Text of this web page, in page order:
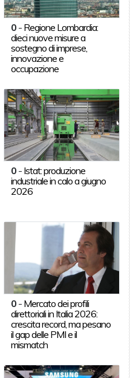
0 - Regione Lombardia:
dieci nuove misure a
sostegno di imprese,
innovazione e
occupazione
0 - Istat: produzione
industriale in calo a giugno
2026
0 - Mercato dei profili
direttoriali in Italia 2026:
crescita record, ma pesano
il gap delle PMI e il
mismatch